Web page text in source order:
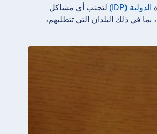
الدولية (IDP)
لتجنب أي مشاكل
في ذلك البلدان التي تتطلبهم،